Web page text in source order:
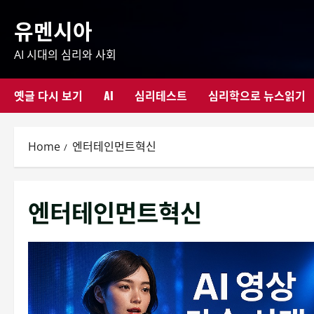
content
유멘시아
AI 시대의 심리와 사회
옛글 다시 보기 AI 심리테스트 심리학으로 뉴스읽기
Home 엔터테인먼트혁신
엔터테인먼트혁신